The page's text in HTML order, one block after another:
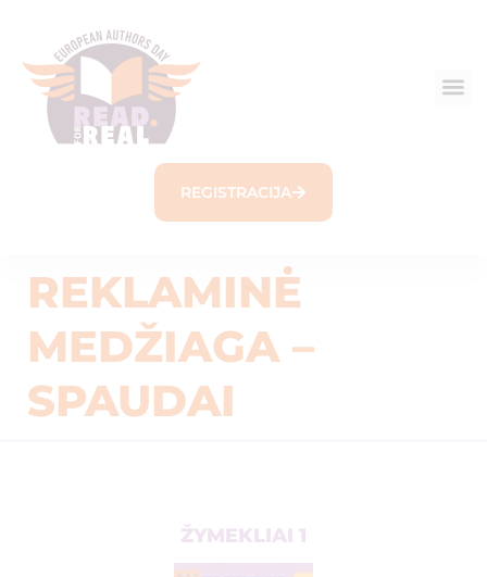
REGISTRACIJA
REKLAMINĖ
MEDŽIAGA –
SPAUDAI
ŽYMEKLIAI 1